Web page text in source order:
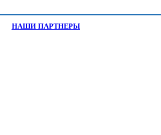
НАШИ ПАРТНЕРЫ